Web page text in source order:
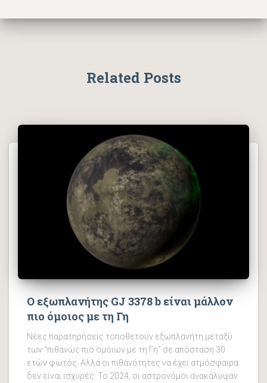
Related Posts
Ο εξωπλανήτης GJ 3378 b είναι μάλλον
πιο όμοιος με τη Γη
Νέες παρατηρήσεις τοποθετούν εξωπλανήτη μεταξύ
των “πιθανώς πιο όμοιων με τη Γη” σε απόσταση 30
ετών φωτός. Αλλά οι πιθανότητες να έχει ατμόσφαιρα
δεν είναι ισχυρές. Το 2024, οι αστρονόμοι ανακάλυψαν